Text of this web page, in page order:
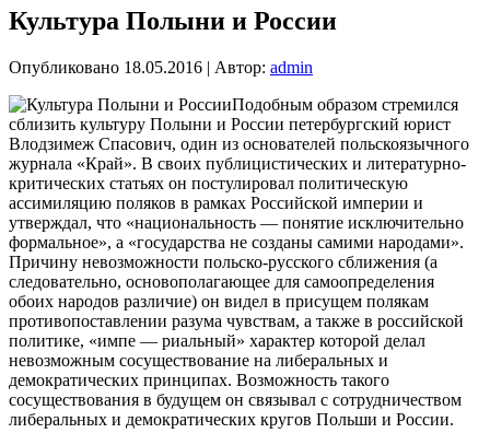
Культура Полыни и России
Опубликовано 18.05.2016 | Автор: admin
Подобным образом стремился
сблизить культуру Полыни и России петербургский юрист
Влодзимеж Спасович, один из основателей польскоязычного
журнала «Край». В своих публицистических и литературно-
критических статьях он постулировал политическую
ассимиляцию поляков в рамках Российской империи и
утверждал, что «национальность — понятие исключительно
формальное», а «государства не созданы самими народами».
Причину невозможности польско-русского сближения (а
следовательно, основополагающее для самоопределения
обоих народов различие) он видел в присущем полякам
противопоставлении разума чувствам, а также в российской
политике, «импе — риальный» характер которой делал
невозможным сосуществование на либеральных и
демократических принципах. Возможность такого
сосуществования в будущем он связывал с сотрудничеством
либеральных и демократических кругов Польши и России.